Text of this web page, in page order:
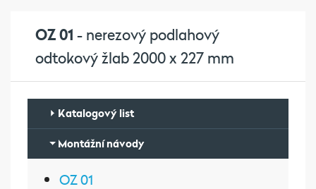
OZ 01 - nerezový podlahový
odtokový žlab 2000 x 227 mm
Katalogový list
Montážní návody
OZ 01